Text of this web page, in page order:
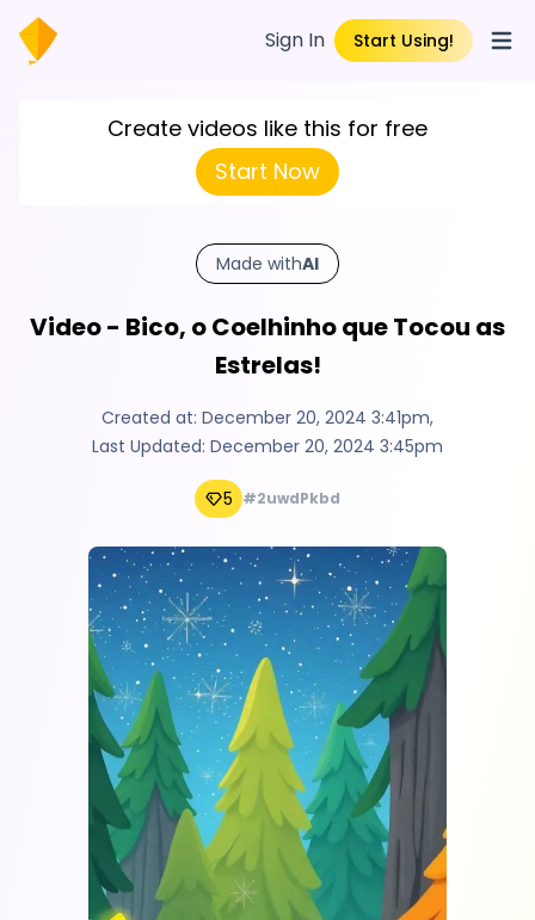
Sign In Start Using!
Create videos like this for free
Start Now
Made withAI
Video - Bico, o Coelhinho que Tocou as
Estrelas!
Created at: December 20, 2024 3:41pm,
Last Updated: December 20, 2024 3:45pm
5 #2uwdPkbd